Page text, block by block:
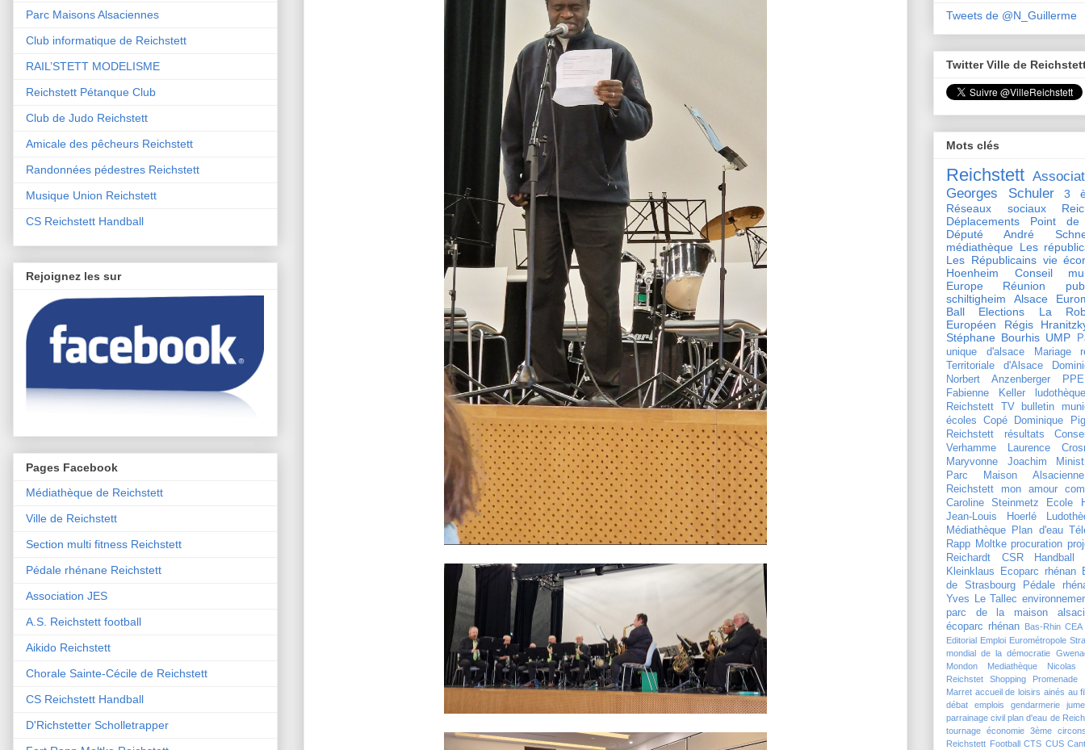
Parc Maisons Alsaciennes
Club informatique de Reichstett
RAIL’STETT MODELISME
Reichstett Pétanque Club
Club de Judo Reichstett
Amicale des pêcheurs Reichstett
Randonnées pédestres Reichstett
Musique Union Reichstett
CS Reichstett Handball
Rejoignez les sur
Pages Facebook
Médiathèque de Reichstett
Ville de Reichstett
Section multi fitness Reichstett
Pédale rhénane Reichstett
Association JES
A.S. Reichstett football
Aikido Reichstett
Chorale Sainte-Cécile de Reichstett
CS Reichstett Handball
D'Richstetter Scholletrapper
Tweets de @N_Guillerme
Twitter Ville de
Mots clés
Reichstett
Georges Schuler
3
Réseaux sociaux
Déplacements
Point de
Député André
médiathèque Les
Les Républicains vie
Hoenheim
Conseil
Europe
Réunion
schiltigheim
Alsace
Ball
Elections
La
Européen
Régis
Stéphane Bourhis UMP
unique d'alsace
Mariage
Territoriale d'Alsace
Norbert Anzenberger
PPE
Fabienne Keller
ludothèque
Reichstett TV
bulletin
écoles
Copé
Dominique
Reichstett
résultats
Verhamme
Laurence
Maryvonne Joachim
Parc Maison Alsacienne
Reichstett mon amour
Caroline Steinmetz
Ecole
Jean-Louis Hoerlé
Médiathèque
Plan d'eau
Rapp Moltke procuration
Reichardt
CSR Handball
Kleinklaus
Ecoparc rhénan
de Strasbourg
Pédale
Yves Le Tallec
parc de la maison
écoparc rhénan
Bas-Rhin CEA
Editorial
Emploi Eurométropole
mondial de la démocratie
Mondon
Mediathèque
Nicolas
Reichstet
Shopping
Marret accueil de loisirs ainés au
débat
emplois gendarmerie
parrainage civil plan d'eau de
tournage économie 3ème
Reichstett Football
CTS CUS